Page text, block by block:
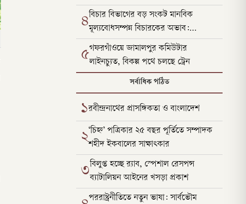
৪বিচার বিভাগের বড় সংকট মানবিক
মূল্যবোধসম্পন্ন বিচারকের অভাব:
আইনমন্ত্রী
৫গফরগাঁওয়ে জামালপুর কমিউটার
লাইনচ্যুত, বিকল্প পথে চলছে ট্রেন
সর্বাধিক পঠিত
১রবীন্দ্রনাথের প্রাসঙ্গিকতা ও বাংলাদেশ
২‘চিহ্ন’ পত্রিকার ২৫ বছর পূর্তিতে সম্পাদক
শহীদ ইকবালের সাক্ষাৎকার
৩বিলুপ্ত হচ্ছে র‍্যাব, স্পেশাল রেসপন্স
ব্যাটালিয়ন আইনের খসড়া প্রকাশ
পররাষ্ট্রনীতিতে নতুন ভাষা: সার্বভৌম